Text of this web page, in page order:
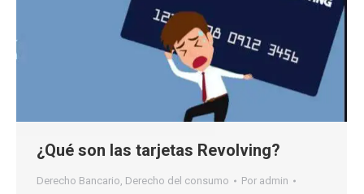
¿Qué son las tarjetas Revolving?
Derecho Bancario, Derecho del consumo Por admin